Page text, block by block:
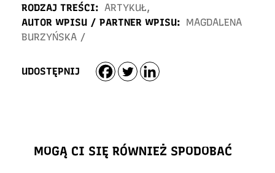
RODZAJ TREŚCI: ARTYKUŁ,
AUTOR WPISU / PARTNER WPISU: MAGDALENA
BURZYŃSKA /
UDOSTĘPNIJ
MOGĄ CI SIĘ RÓWNIEŻ SPODOBAĆ